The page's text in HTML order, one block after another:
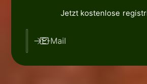
Jetzt kostenlose
E-Mail